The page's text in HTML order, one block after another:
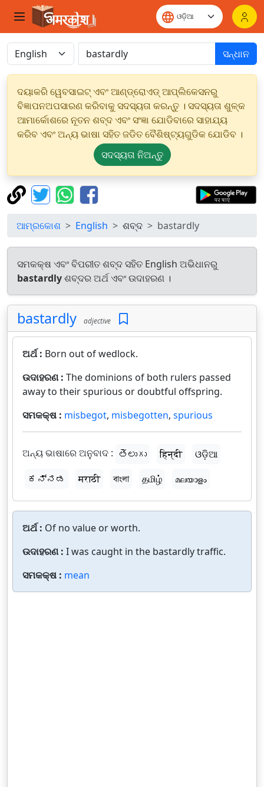
ସନ୍ଧାନ
ଦୟାକରି ୱେବସାଇଟ୍ ଏବଂ ଆଣ୍ଡ୍ରୋଏଡ୍ ଆପ୍ଲିକେସନରୁ
ବିଜ୍ଞାପନଅପସାରଣ କରିବାକୁ ସଦସ୍ୟତା କରନ୍ତୁ । ସଦସ୍ୟତା ଶୁଳ୍କ
ଆମାର୍କୋଶରେ ନୂତନ ଶବ୍ଦ ଏବଂ ସଂଜ୍ଞା ଯୋଡିବାରେ ସାହାଯ୍ୟ
କରିବ ଏବଂ ଅନ୍ୟ ଭାଷା ସହିତ ଜଡିତ ବୈଶିଷ୍ଟ୍ୟଗୁଡିକ ଯୋଡିବ ।
ସଦସ୍ୟତା ନିଅନ୍ତୁ
ଆମ୍ରକୋଶ English ଶବ୍ଦ bastardly
ସମକକ୍ଷ ଏବଂ ବିପରୀତ ଶବ୍ଦ ସହିତ English ଅଭିଧାନରୁ
bastardlyଶବ୍ଦର ଅର୍ଥ ଏବଂ ଉଦାହରଣ ।
bastardly adjective
ଅର୍ଥ : Born out of wedlock.
ଉଦାହରଣ : The dominions of both rulers passed
away to their spurious or doubtful offspring.
ସମକକ୍ଷ : misbegot, misbegotten, spurious
ଅନ୍ୟ ଭାଷାରେ ଅନୁବାଦ : తెలుగు हिन्दी
ଓଡ଼ିଆ
ಕನ್ನಡ
मराठी বাংলা தமிழ் മലയാളം
ଅର୍ଥ : Of no value or worth.
ଉଦାହରଣ : I was caught in the bastardly traffic.
ସମକକ୍ଷ : mean